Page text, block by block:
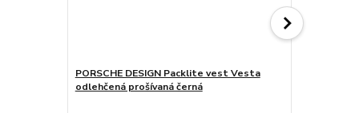
PORSCHE DESIGN Packlite vest Vesta
odlehčená prošívaná černá